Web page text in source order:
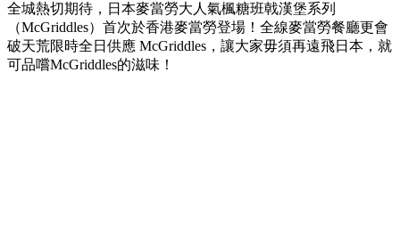
全城熱切期待，日本麥當勞大人氣楓糖班戟漢堡系列
（McGriddles）首次於香港麥當勞登場！全線麥當勞餐廳更會
破天荒限時全日供應 McGriddles，讓大家毋須再遠飛日本，就
可品嚐McGriddles的滋味！